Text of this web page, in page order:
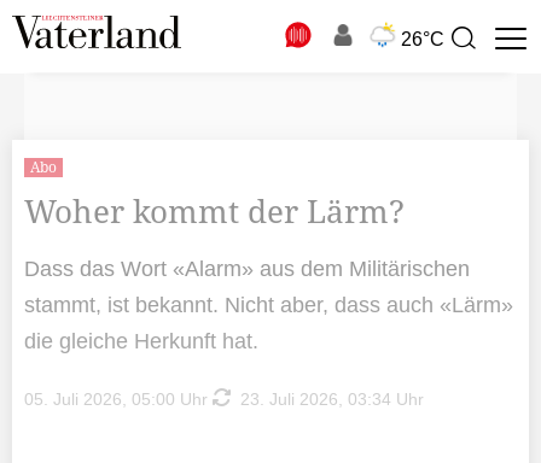
26°C
Suchbegriff
Abo
Woher kommt der Lärm?
Dass das Wort «Alarm» aus dem Militärischen
stammt, ist bekannt. Nicht aber, dass auch «Lärm»
die gleiche Herkunft hat.
05. Juli 2026, 05:00 Uhr 23. Juli 2026, 03:34 Uhr